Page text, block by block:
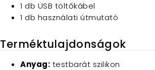
1 db USB töltőkábel
1 db használati útmutató
Terméktulajdonságok
Anyag: testbarát szilikon